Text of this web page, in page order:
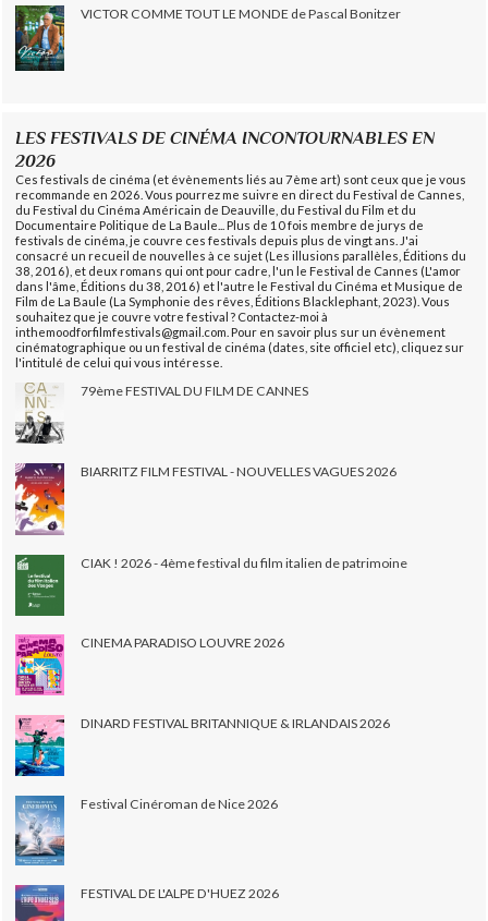
VICTOR COMME TOUT LE MONDE de Pascal Bonitzer
LES FESTIVALS DE CINÉMA INCONTOURNABLES EN
2026
Ces festivals de cinéma (et évènements liés au 7ème art) sont ceux que je vous
recommande en 2026. Vous pourrez me suivre en direct du Festival de Cannes,
du Festival du Cinéma Américain de Deauville, du Festival du Film et du
Documentaire Politique de La Baule... Plus de 10 fois membre de jurys de
festivals de cinéma, je couvre ces festivals depuis plus de vingt ans. J'ai
consacré un recueil de nouvelles à ce sujet (Les illusions parallèles, Éditions du
38, 2016), et deux romans qui ont pour cadre, l'un le Festival de Cannes (L'amor
dans l'âme, Éditions du 38, 2016) et l'autre le Festival du Cinéma et Musique de
Film de La Baule (La Symphonie des rêves, Éditions Blacklephant, 2023). Vous
souhaitez que je couvre votre festival ? Contactez-moi à
inthemoodforfilmfestivals@gmail.com. Pour en savoir plus sur un évènement
cinématographique ou un festival de cinéma (dates, site officiel etc), cliquez sur
l'intitulé de celui qui vous intéresse.
79ème FESTIVAL DU FILM DE CANNES
BIARRITZ FILM FESTIVAL - NOUVELLES VAGUES 2026
CIAK ! 2026 - 4ème festival du film italien de patrimoine
CINEMA PARADISO LOUVRE 2026
DINARD FESTIVAL BRITANNIQUE & IRLANDAIS 2026
Festival Cinéroman de Nice 2026
FESTIVAL DE L'ALPE D'HUEZ 2026